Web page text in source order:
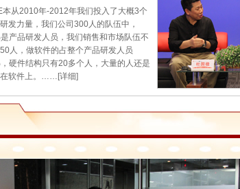
本从2010年-2012年我们投入了大概3个
发力量，我们公司300人的队伍中，
产品研发人员，我们销售和市场队伍不
人，做软件的占整个产品研发人员
硬件结构只有20多个人，大量的人还是
软件上。
…… [详细]